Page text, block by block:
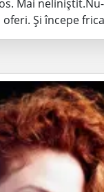
Mai
Și începe